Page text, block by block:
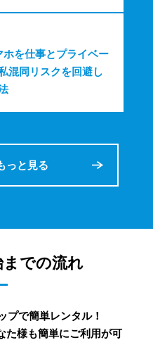
ホを仕事とプライベー
混同リスクを回避し
っと見る
での流れ
プで簡単レンタル！
た様も簡単にご利用が可